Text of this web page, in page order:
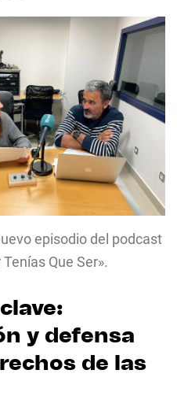
episodio del podcast
Que Ser».
y defensa
de las